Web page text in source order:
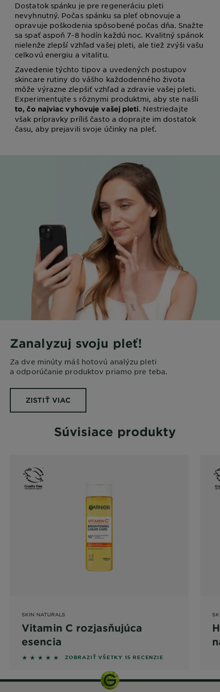
Dostatok spánku je pre regeneráciu pleti
nevyhnutný. Počas spánku sa pleť obnovuje a
opravuje poškodenia spôsobené počas dňa. Snažte
sa spať aspoň 7-8 hodín každú noc. Kvalitný spánok
nielenže zlepší vzhľad vašej pleti, ale tiež zvýši vašu
celkovú energiu a vitalitu.
Zavedenie týchto tipov a uvedených postupov
skincare rutiny do vášho každodenného života
môže výrazne zlepšiť vzhľad a zdravie vašej pleti.
Experimentujte s rôznymi produktmi, aby ste našli
to, čo najviac vyhovuje vašej pleti. Nestriedajte
však prípravky príliš často a doprajte im dostatok
času, aby prejavili svoje účinky na pleť.
Zanalyzuj svoju pleť!
Za dve minúty máš hotovú analýzu pleti
a odporúčanie produktov priamo pre teba.
ZISTIŤ VIAC
Súvisiace produkty
SKIN NATURALS
Vitamin C rozjasňujúca
esencia
5 out of 5 stars based on reviews
ZOBRAZIŤ VŠETKY 15 RECENZIE